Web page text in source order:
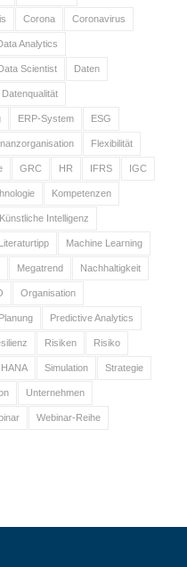
Corona Coronavirus
Analytics
Scientist Daten
Datenqualität
ERP-System ESG
Flexibilität
GRC HR IFRS IGC
Kompetenzen
Künstliche Intelligenz
Literaturtipp Machine Learning
Megatrend Nachhaltigkeit
Organisation
Planung Predictive Analytics
Risiken Risiko
Simulation Strategie
Unternehmen
Webinar-Reihe